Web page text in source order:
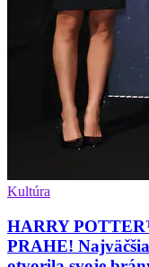
Kultúra
HARRY
PRAHE!